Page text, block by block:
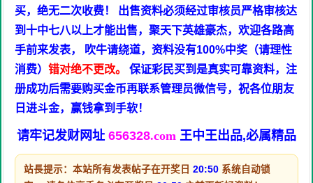
买，绝无二次收费！ 出售资料必须经过审核员严格审核达
到十中七八以上才能出售，聚天下英雄豪杰，欢迎各路高
手前来发表， 吹牛请绕道，资料没有100%中奖（请理性
消费） 错对绝不更改。
保证彩民买到是真实可靠资料，注
册成功后需要购买金币再联系管理员微信号，祝各位朋友
日进斗金，赢钱拿到手软！
请牢记发财网址 656328.com 王中王出品,必属精品
站長提示：本站所有发表帖子在开奖日 20:50 系统自动锁